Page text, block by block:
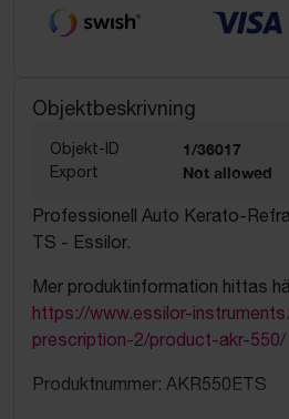
Objektbeskrivning
Objekt-ID 1/36017
Export Not allowed
Professionell Auto Kerato-
TS - Essilor.
Mer produktinformation hittas
https://www.essilor-
prescription-2/product-akr-550/
Produktnummer: AKR550ETS